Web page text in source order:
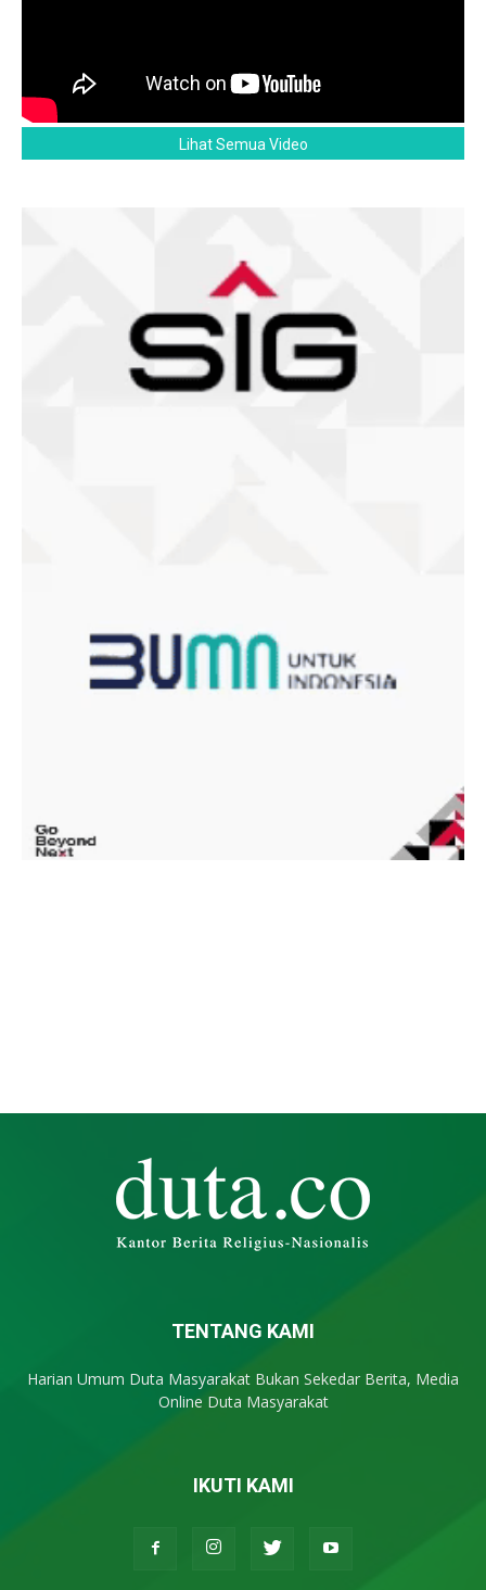
Lihat Semua Video
TENTANG KAMI
Harian Umum Duta Masyarakat Bukan Sekedar Berita, Media
Online Duta Masyarakat
IKUTI KAMI